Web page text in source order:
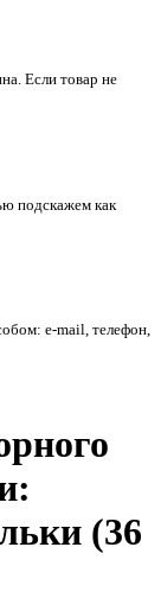
Если товар не
подскажем как
e-mail, телефон,
(36